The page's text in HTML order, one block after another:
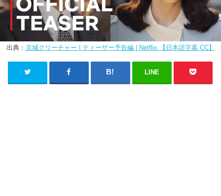
出典： 京城クリーチャー | ティーザー予告編 | Netflix 【日本語字幕 CC】
LINE